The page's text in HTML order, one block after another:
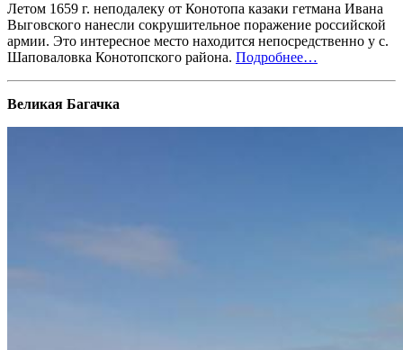
Летом 1659 г. неподалеку от Конотопа казаки гетмана Ивана
Выговского нанесли сокрушительное поражение российской
армии. Это интересное место находится непосредственно у с.
Шаповаловка Конотопского района. Подробнее…
Великая Багачка